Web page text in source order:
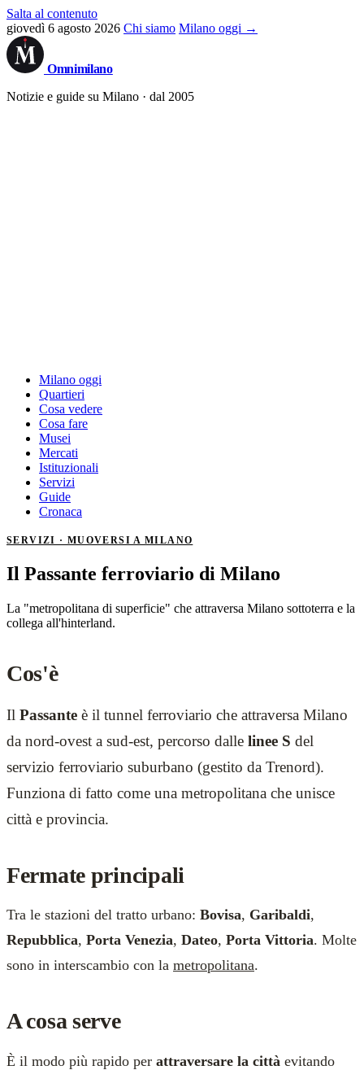
Salta al contenuto
giovedì 6 agosto 2026 Chi siamo Milano oggi →
Omnimilano
Notizie e guide su Milano · dal 2005
Milano oggi
Quartieri
Cosa vedere
Cosa fare
Musei
Mercati
Istituzionali
Servizi
Guide
Cronaca
SERVIZI · MUOVERSI A MILANO
Il Passante ferroviario di Milano
La "metropolitana di superficie" che attraversa Milano sottoterra e la
collega all'hinterland.
Cos'è
Il Passante è il tunnel ferroviario che attraversa Milano
da nord-ovest a sud-est, percorso dalle linee S del
servizio ferroviario suburbano (gestito da Trenord).
Funziona di fatto come una metropolitana che unisce
città e provincia.
Fermate principali
Tra le stazioni del tratto urbano: Bovisa, Garibaldi,
Repubblica, Porta Venezia, Dateo, Porta Vittoria. Molte
sono in interscambio con la metropolitana.
A cosa serve
È il modo più rapido per attraversare la città evitando